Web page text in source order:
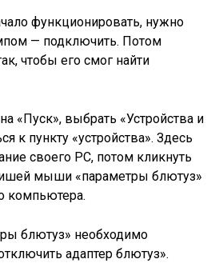
функционировать, нужно
— подключить. Потом
чтобы его смог найти
«Пуск», выбрать «Устройства и
к пункту «устройства». Здесь
своего РС, потом кликнуть
мыши «параметры блютуз»
компьютера.
блютуз» необходимо
адаптер блютуз».